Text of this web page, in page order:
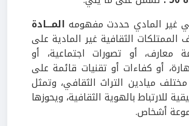
غير المادي حددت مفهومه المـــادة
الممتلكات الثقافية غير المادية على
معارف، أو تصورات اجتماعية، أو
أو كفاءات أو تقنيات قائمة على
ميادين التراث الثقافي، وتمثل
للارتباط بالهوية الثقافية، ويحوزها
أشخاص.